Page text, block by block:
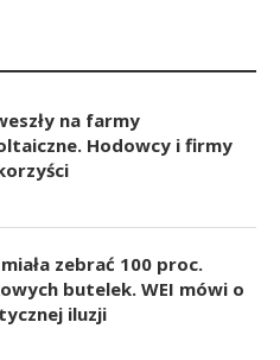
na farmy
Hodowcy i firmy
zebrać 100 proc.
butelek. WEI mówi o
iluzji